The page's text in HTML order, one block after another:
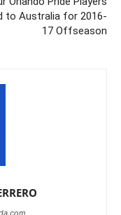
to Australia for 2016-
17 Offseason